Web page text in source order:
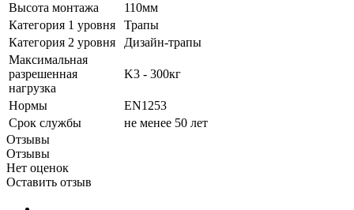
Высота монтажа
110мм
Категория 1 уровня
Трапы
Категория 2 уровня
Дизайн-трапы
Максимальная
разрешенная
нагрузка
K3 - 300кг
Нормы
EN1253
Срок службы
не менее 50 лет
Отзывы
Отзывы
Нет оценок
Оставить отзыв